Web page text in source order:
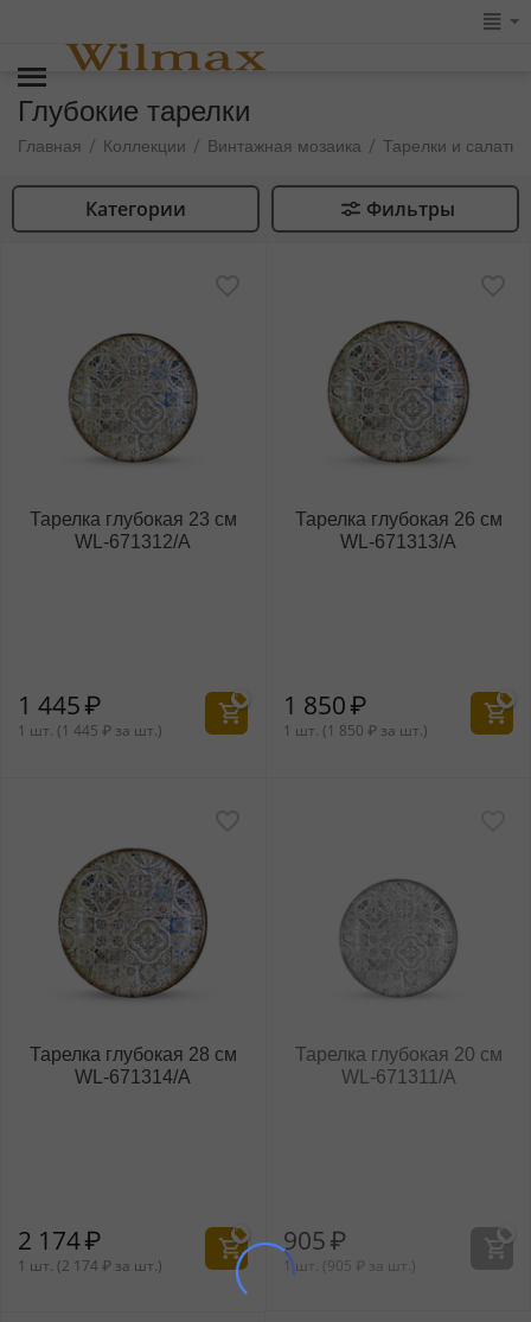
Глубокие тарелки
Главная / Коллекции / Винтажная мозаика / Тарелки и
Категории Фильтры
Тарелка глубокая 23 см
WL‑671312/A
1 445₽
1 шт. (1 445 ₽ за шт.)
Тарелка глубокая 26 см
WL‑671313/A
1 850₽
1 шт. (1 850 ₽ за шт.)
Тарелка глубокая 28 см
WL‑671314/A
2 174₽
1 шт. (2 174 ₽ за шт.)
Тарелка глубокая 20 см
WL‑671311/A
905₽
1 шт. (905 ₽ за шт.)